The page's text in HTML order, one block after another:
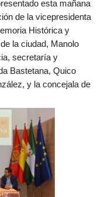
esta mañana
de la vicepresidenta
Histórica y
la ciudad, Manolo
secretaría y
Bastetana, Quico
y la concejala de